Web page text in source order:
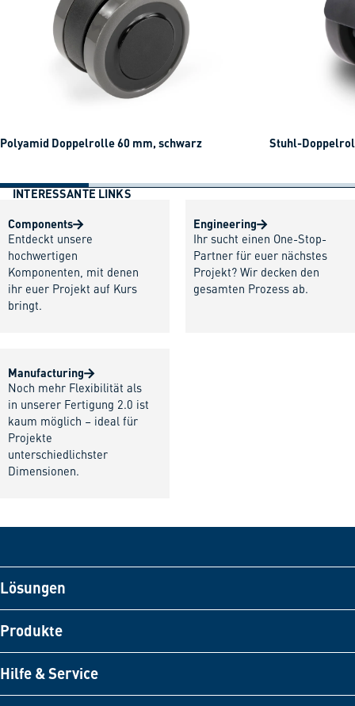
Polyamid Doppelrolle 60 mm, schwarz Stuhl-
INTERESSANTE LINKS
Components
Entdeckt unsere
hochwertigen
Komponenten, mit denen
ihr euer Projekt auf Kurs
bringt.
Engineering
Ihr sucht einen One-Stop-
Partner für euer nächstes
Projekt? Wir decken den
gesamten Prozess ab.
Manufacturing
Noch mehr Flexibilität als
in unserer Fertigung 2.0 ist
kaum möglich – ideal für
Projekte
unterschiedlichster
Dimensionen.
Lösungen
Produkte
Hilfe & Service